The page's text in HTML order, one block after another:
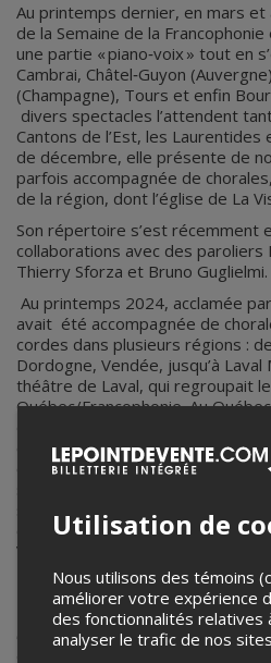
Au printemps dernier, en mars et
de la Semaine de la
une partie « piano‑voix » tout en
Cambrai, Châtel‑Guyon
(Champagne), Tours et enfin
divers spectacles l’attendent
Cantons de l’Est, les
de décembre, elle présente de
parfois accompagnée de
de la région, dont l’église de La
Son répertoire s’est récemment
collaborations avec des paroliers
Thierry Sforza et Bruno Guglielmi.
Au printemps 2024, acclamée
avait été accompagnée de
cordes dans plusieurs régions :
Dordogne, Vendée, jusqu’à Laval
théâtre de Laval, qui regroupait
Québec/Francophonie. Au
elle a présenté une formule
chanteuse-pianiste à ceux de
sœur Caroline. En plus de ses
son répertoire de chansons
concerts de Noël, à Montréal et
Valleyfield avec la chorale locale
En septembre 2023 son
à Taiwan, reçoit un grand succès
diffuseurs. Une première en Asie
Utilisation de
Nous utilisons des témoins
améliorer votre expérience
des fonctionnalités
analyser le trafic de nos